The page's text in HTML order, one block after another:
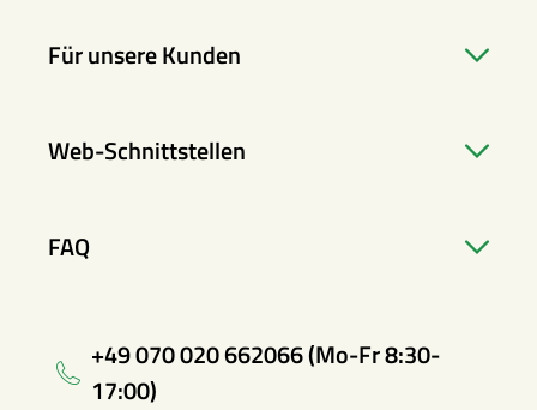
Für unsere Kunden
Web-Schnittstellen
FAQ
+49 070 020 662066 (Mo-Fr 8:30-
17:00)